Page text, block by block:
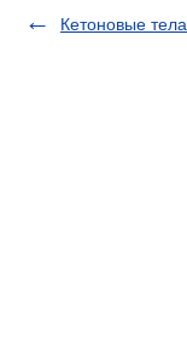
Кетоновые тела